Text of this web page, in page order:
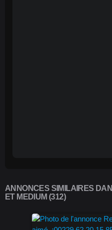
ANNONCES SIMILAIRES
ET MEDIUM (312)